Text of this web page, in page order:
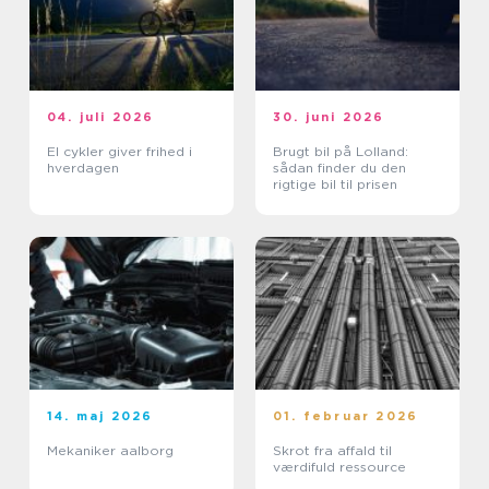
04. juli 2026
El cykler giver frihed i
hverdagen
30. juni 2026
Brugt bil på Lolland:
sådan finder du den
rigtige bil til prisen
14. maj 2026
Mekaniker aalborg
01. februar 2026
Skrot fra affald til
værdifuld ressource